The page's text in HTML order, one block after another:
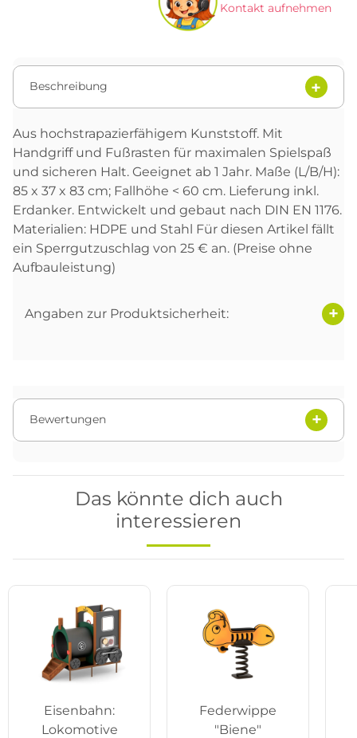
Kontakt aufnehmen
Beschreibung
Aus hochstrapazierfähigem Kunststoff. Mit
Handgriff und Fußrasten für maximalen Spielspaß
und sicheren Halt. Geeignet ab 1 Jahr. Maße (L/B/H):
85 x 37 x 83 cm; Fallhöhe < 60 cm. Lieferung inkl.
Erdanker. Entwickelt und gebaut nach DIN EN 1176.
Materialien: HDPE und Stahl Für diesen Artikel fällt
ein Sperrgutzuschlag von 25 € an. (Preise ohne
Aufbauleistung)
Angaben zur Produktsicherheit:
Bewertungen
Das könnte dich auch
interessieren
Eisenbahn:
Lokomotive
Federwippe
"Biene"